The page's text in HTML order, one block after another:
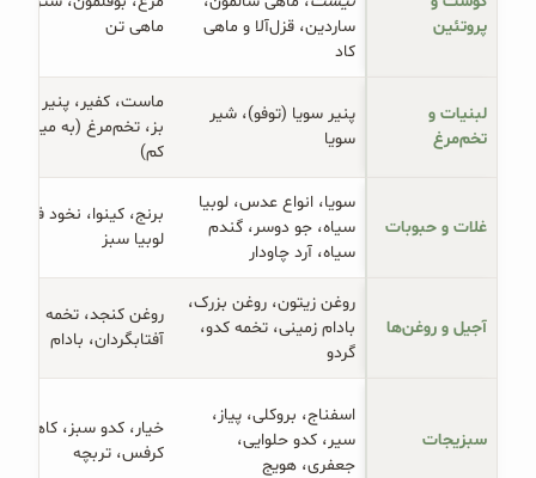
پروتئین
ساردین، قزل‌آلا و ماهی
کاد
ماهی تن
تخم‌مرغ
پنیر سویا (توفو)، شیر
سویا
ماست، کفیر، پنیر و
بز، تخم‌مرغ (به میزان
کم)
غلات و حبوبات
سویا، انواع عدس، لوبیا
سیاه، جو دوسر، گندم
سیاه، آرد چاودار
برنج، کینوا، نخود فرنگی،
لوبیا سبز
آجیل و روغن‌ها
روغن زیتون، روغن بزرک،
بادام زمینی، تخمه کدو،
گردو
روغن کنجد، تخمه
آفتابگردان، بادام
سبزیجات
اسفناج، بروکلی، پیاز،
سیر، کدو حلوایی،
جعفری، هویج
خیار، کدو سبز، کاهو،
کرفس، تربچه